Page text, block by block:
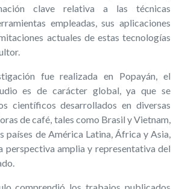
clave relativa a las técnicas
empleadas, sus aplicaciones
actuales de estas tecnologías
fue realizada en Popayán, el
es de carácter global, ya que se
científicos desarrollados en diversas
de café, tales como Brasil y Vietnam,
países de América Latina, África y Asia,
perspectiva amplia y representativa del
comprendió los trabajos publicados